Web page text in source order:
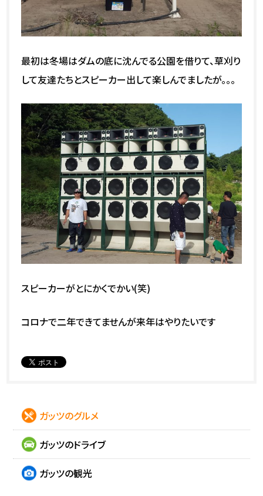
最初は冬場はダムの底に沈んでる公園を借りて、草刈り
して友達たちとスピーカー出して楽しんでましたが。。。
スピーカーがとにかくでかい(笑)
コロナで二年できてませんが来年はやりたいです
ガッツのグルメ
ガッツのドライブ
ガッツの観光